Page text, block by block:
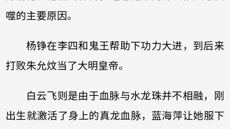
噬的主要原因。
杨铮在李四和鬼王帮助下功力大进，到后来
打败朱允炆当了大明皇帝。
白云飞则是由于血脉与水龙珠并不相融，刚
出生就激活了身上的真龙血脉，蓝海萍让她服下